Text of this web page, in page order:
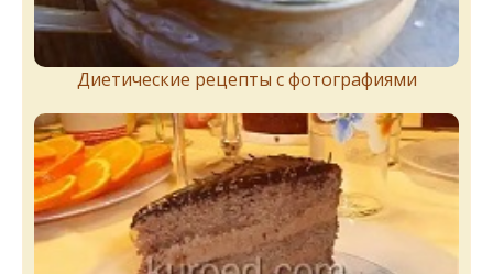
Диетические рецепты с фотографиями